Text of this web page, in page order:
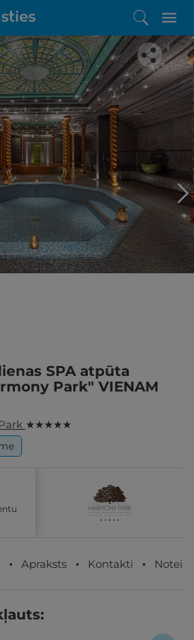
šis piedāvājums?
atpūtai atlikuši tikai daži soļi
PĒRKU
SPA atpūta
Park" VIENAM
★ ★ ★ ★ ★
Apraksts Kontakti